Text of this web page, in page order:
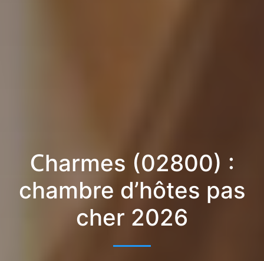
Charmes (02800) :
chambre d’hôtes pas
cher 2026